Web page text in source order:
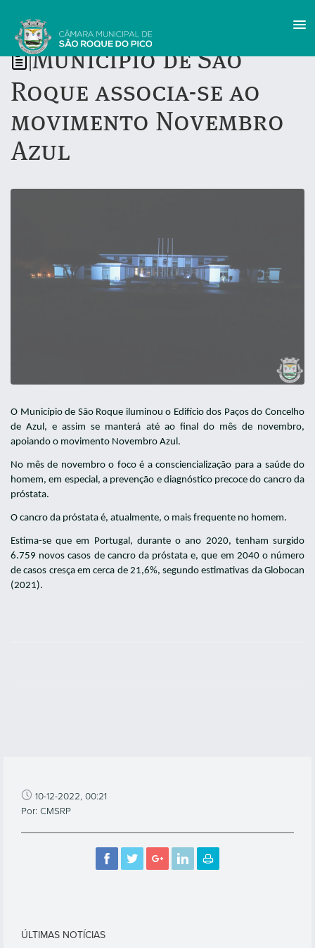
Município de São
Roque associa-se ao
movimento Novembro
Azul
O Município de São Roque iluminou o Edifício dos Paços do Concelho
de Azul, e assim se manterá até ao final do mês de novembro,
apoiando o movimento Novembro Azul.
No mês de novembro o foco é a consciencialização para a saúde do
homem, em especial, a prevenção e diagnóstico precoce do cancro da
próstata.
O cancro da próstata é, atualmente, o mais frequente no homem.
Estima-se que em Portugal, durante o ano 2020, tenham surgido
6.759 novos casos de cancro da próstata e, que em 2040 o número
de casos cresça em cerca de 21,6%, segundo estimativas da Globocan
(2021).
10-12-2022, 00:21
Por: CMSRP
ÚLTIMAS NOTÍCIAS